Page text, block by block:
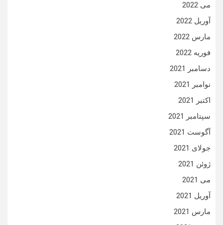
می 2022
آوریل 2022
مارس 2022
فوریه 2022
دسامبر 2021
نوامبر 2021
اکتبر 2021
سپتامبر 2021
آگوست 2021
جولای 2021
ژوئن 2021
می 2021
آوریل 2021
مارس 2021